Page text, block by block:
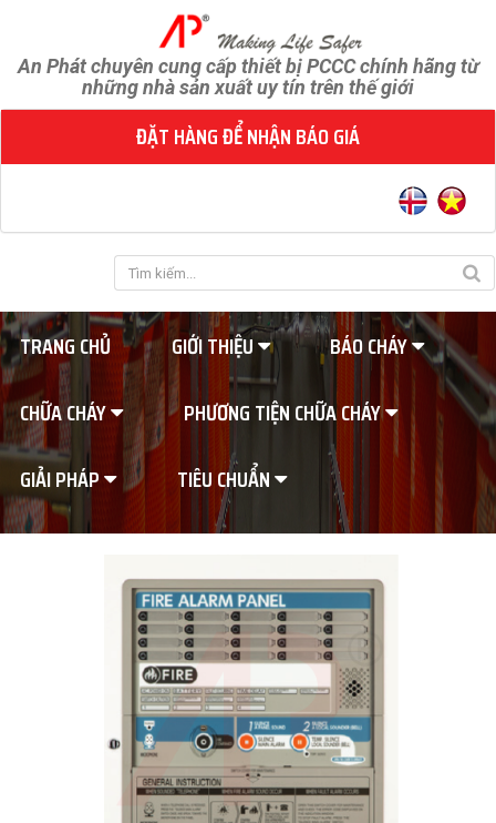
An Phát chuyên cung cấp thiết bị PCCC chính hãng từ
những nhà sản xuất uy tín trên thế giới
ĐẶT HÀNG ĐỂ NHẬN BÁO GIÁ
TRANG CHỦ GIỚI THIỆU
BÁO CHÁY
CHỮA CHÁY
PHƯƠNG TIỆN CHỮA CHÁY
GIẢI PHÁP
TIÊU CHUẨN